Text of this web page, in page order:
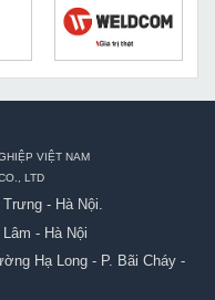
VIỆT NAM
LTD
- Hà Nội.
- Hà Nội
Hạ Long - P. Bãi Cháy -